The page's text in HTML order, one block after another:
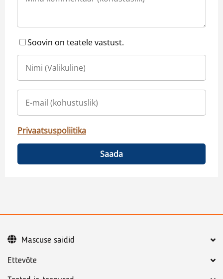
Soovin on teatele vastust.
Privaatsuspoliitika
Saada
Ettevõte
Mascuse saidid